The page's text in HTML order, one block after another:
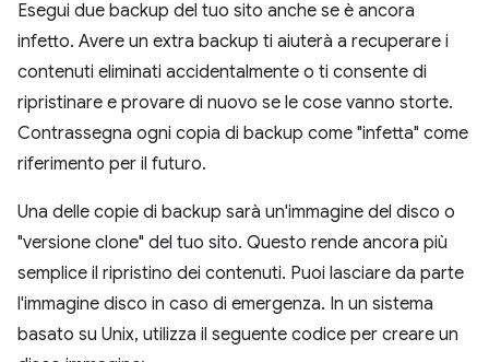
Esegui due backup del tuo sito anche se è ancora
infetto. Avere un extra backup ti aiuterà a recuperare i
contenuti eliminati accidentalmente o ti consente di
ripristinare e provare di nuovo se le cose vanno storte.
Contrassegna ogni copia di backup come "infetta" come
riferimento per il futuro.
Una delle copie di backup sarà un'immagine del disco o
"versione clone" del tuo sito. Questo rende ancora più
semplice il ripristino dei contenuti. Puoi lasciare da parte
l'immagine disco in caso di emergenza. In un sistema
basato su Unix, utilizza il seguente codice per creare un